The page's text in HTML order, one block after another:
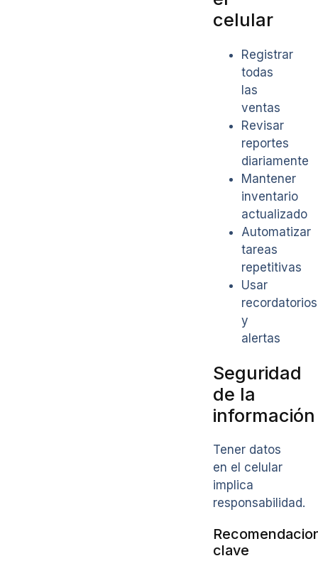
celular
Registrar
todas
las
ventas
Revisar
reportes
diariamente
Mantener
inventario
actualizado
Automatizar
tareas
repetitivas
Usar
recordatorios
y
alertas
Seguridad
de la
información
Tener datos
en el celular
implica
responsabilidad.
clave